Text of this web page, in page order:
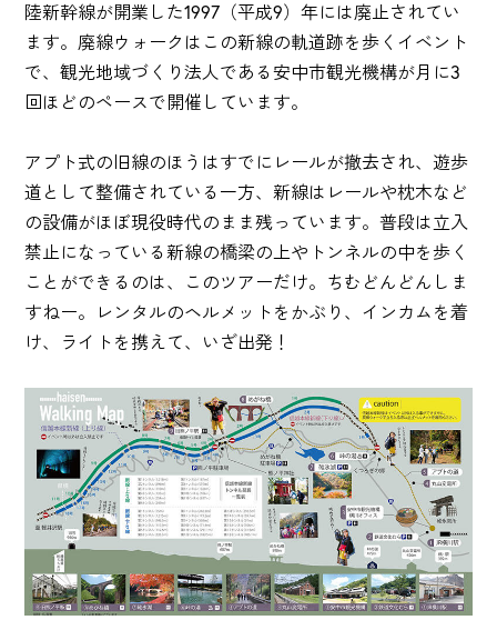
陸新幹線が開業した1997（平成9）年には廃止されてい
ます。廃線ウォークはこの新線の軌道跡を歩くイベント
で、観光地域づくり法人である安中市観光機構が月に3
回ほどのペースで開催しています。
アプト式の旧線のほうはすでにレールが撤去され、遊歩
道として整備されている一方、新線はレールや枕木など
の設備がほぼ現役時代のまま残っています。普段は立入
禁止になっている新線の橋梁の上やトンネルの中を歩く
ことができるのは、このツアーだけ。ちむどんどんしま
すねー。レンタルのヘルメットをかぶり、インカムを着
け、ライトを携えて、いざ出発！